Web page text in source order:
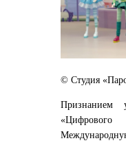
© Студия
Признанием